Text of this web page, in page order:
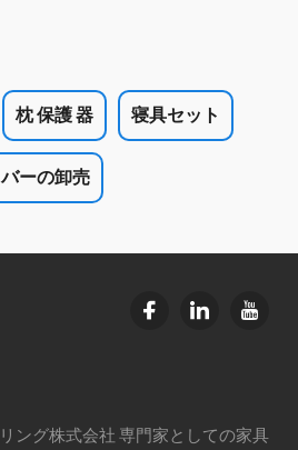
枕 保護 器 寝具セット
ーの卸売
ング株式会社 専門家としての家具